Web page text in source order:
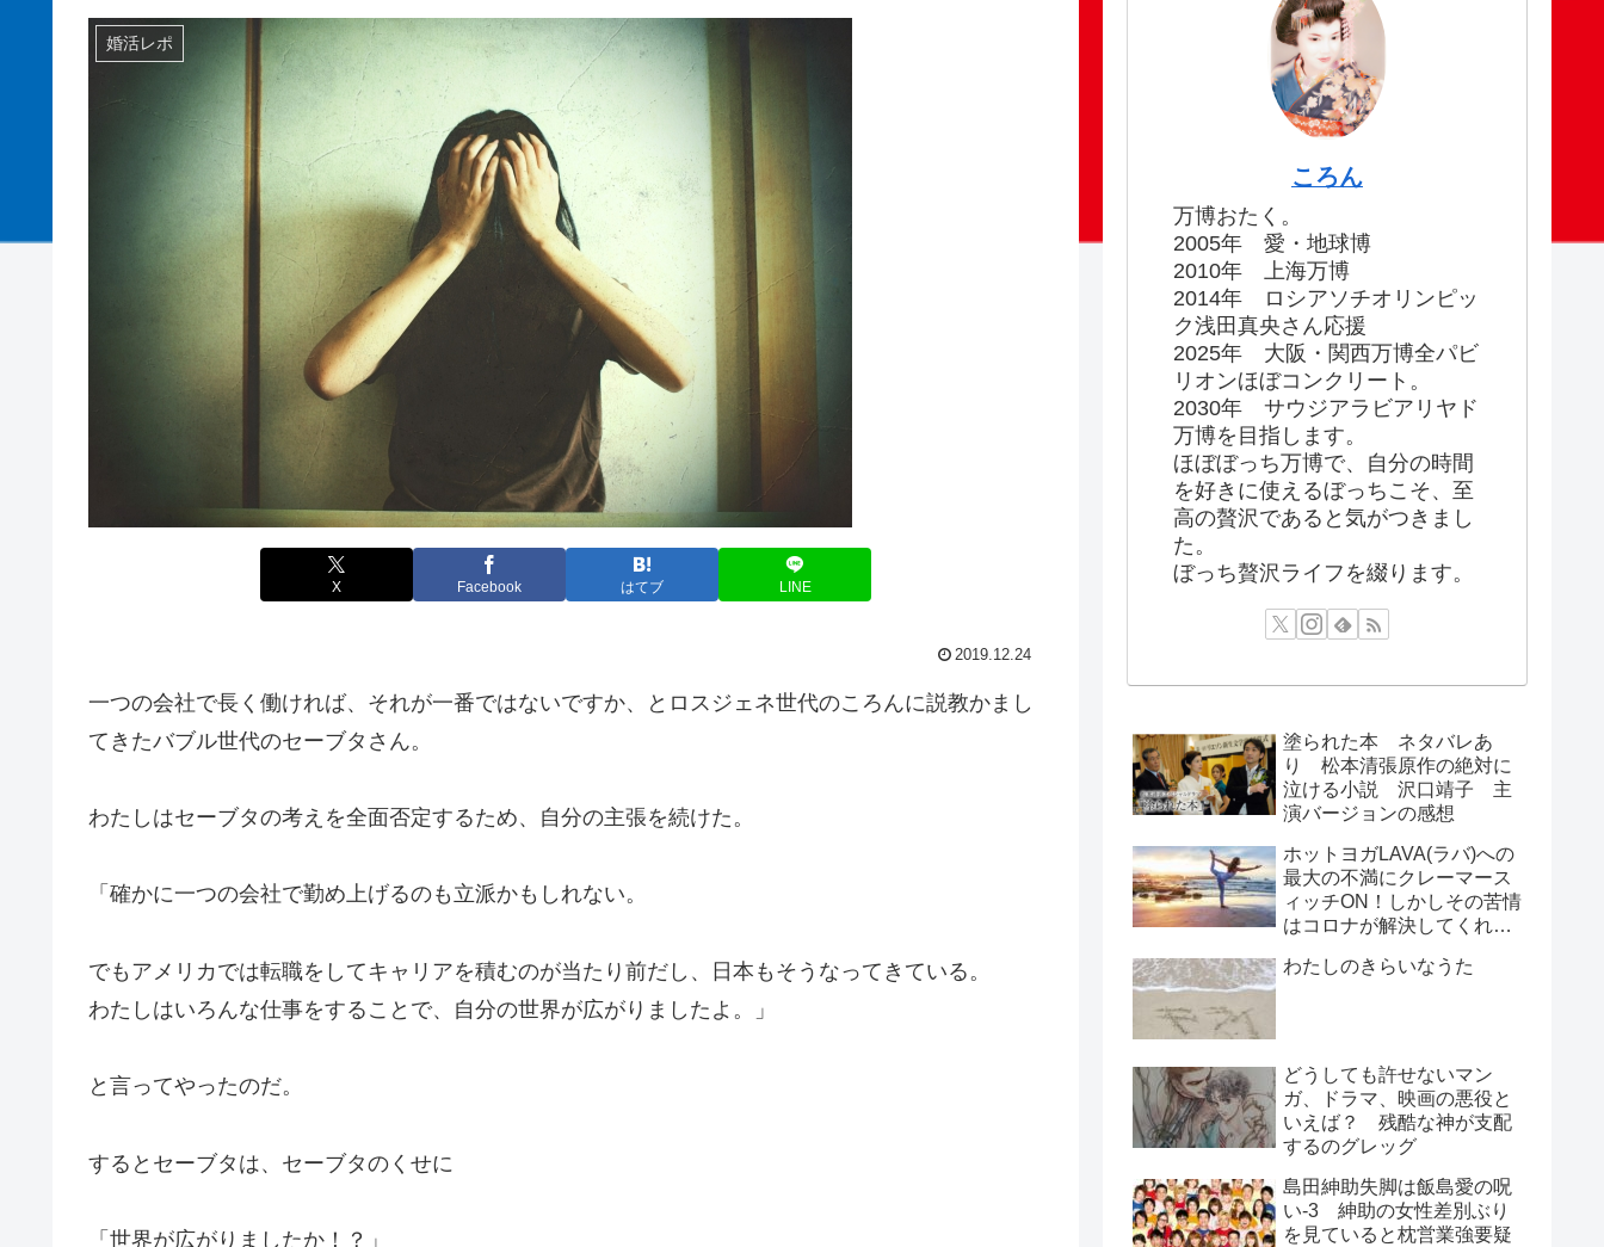
婚活レポ
X Facebook はてブ LINE
2019.12.24
一つの会社で長く働ければ、それが一番ではないですか、とロスジェネ世代のころんに説教かまし
てきたバブル世代のセーブタさん。
わたしはセーブタの考えを全面否定するため、自分の主張を続けた。
「確かに一つの会社で勤め上げるのも立派かもしれない。
でもアメリカでは転職をしてキャリアを積むのが当たり前だし、日本もそうなってきている。
わたしはいろんな仕事をすることで、自分の世界が広がりましたよ。」
と言ってやったのだ。
するとセーブタは、セーブタのくせに
「世界が広がりましたか！？」
ころん
万博おたく。
2005年 愛・地球博
2010年 上海万博
2014年 ロシアソチオリンピッ
ク浅田真央さん応援
2025年 大阪・関西万博全パビ
リオンほぼコンクリート。
2030年 サウジアラビアリヤド
万博を目指します。
ほぼぼっち万博で、自分の時間
を好きに使えるぼっちこそ、至
高の贅沢であると気がつきまし
た。
ぼっち贅沢ライフを綴ります。
塗られた本 ネタバレあ
り 松本清張原作の絶対に
泣ける小説 沢口靖子 主
演バージョンの感想
ホットヨガLAVA(ラバ)への
最大の不満にクレーマース
ィッチON！しかしその苦情
はコロナが解決してくれ
わたしのきらいなうた
どうしても許せないマン
ガ、ドラマ、映画の悪役と
いえば？ 残酷な神が支配
するのグレッグ
島田紳助失脚は飯島愛の呪
い-3 紳助の女性差別ぶり
を見ていると枕営業強要疑